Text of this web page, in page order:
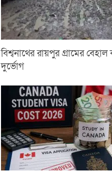
বিশ্বনাথের রায়পুর গ্রামের
দুর্ভোগ